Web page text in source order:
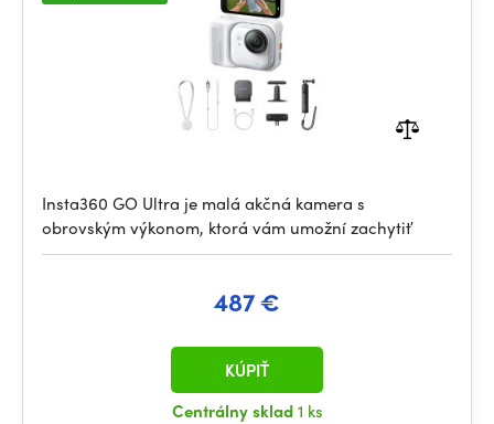
Insta360 GO Ultra je malá akčná kamera s
obrovským výkonom, ktorá vám umožní zachytiť
487 €
Centrálny sklad1 ks
KÚPIŤ